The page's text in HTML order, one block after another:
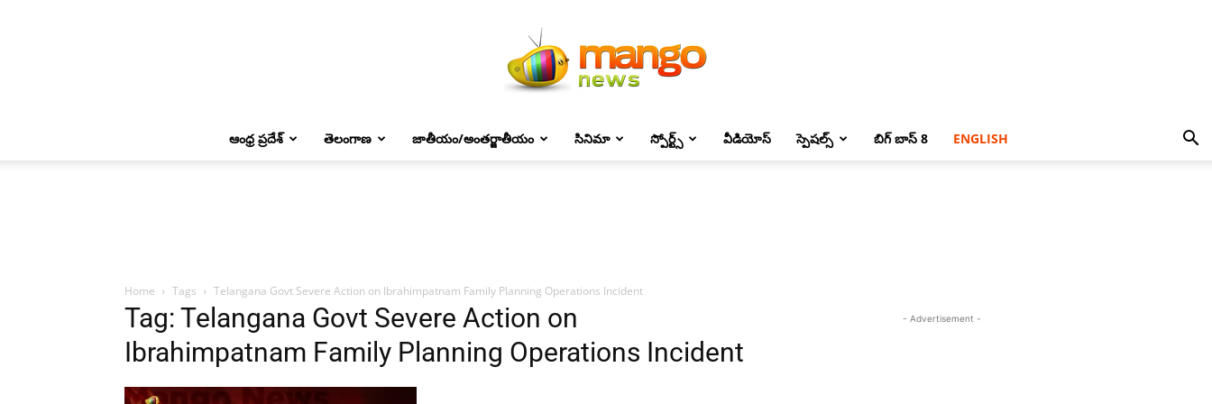
ఆంధ్ర ప్రదేశ్ తెలంగాణ జాతీయం/అంతర్జాతీయం సినిమా స్పోర్ట్స్ వీడియోస్ స్పెషల్స్ బిగ్ బాస్ 8 ENGLISH
Home Tags Telangana Govt Severe Action on Ibrahimpatnam Family Planning Operations Incident
Tag: Telangana Govt Severe Action on
Ibrahimpatnam Family Planning Operations Incident
- Advertisement -